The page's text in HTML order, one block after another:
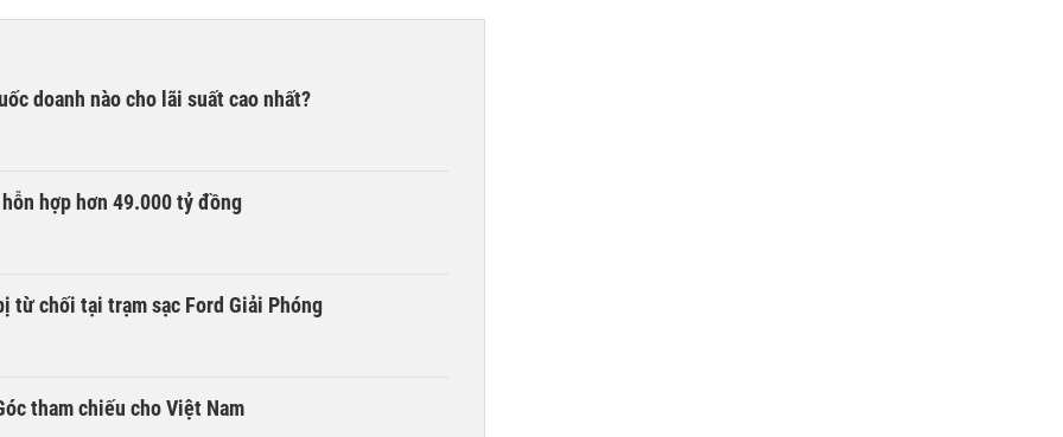
doanh nào cho lãi suất cao nhất?
hợp hơn 49.000 tỷ đồng
từ chối tại trạm sạc Ford Giải Phóng
tham chiếu cho Việt Nam